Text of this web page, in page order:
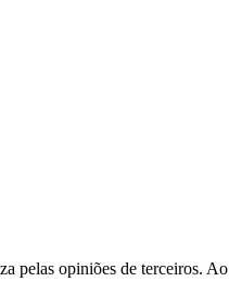
pelas opiniões de terceiros.